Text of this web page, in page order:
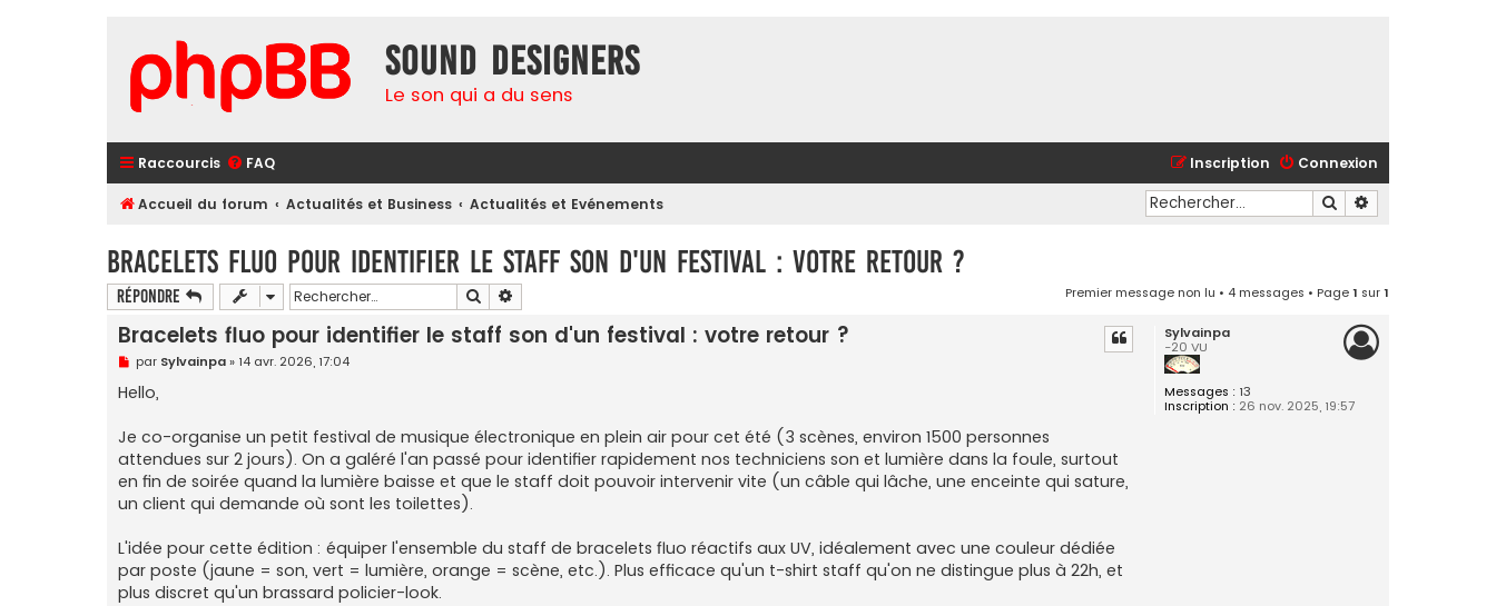
Sound Designers
Le son qui a du sens
Raccourcis FAQ Connexion
Inscription
Accueil du forum Actualités et Business Actualités et Evénements Rechercher
Bracelets fluo pour identifier le staff son d'un festival : votre retour ?
Répondre Rechercher Premier message non lu • 4 messages • Page1 sur1
Sylvainpa
-20 VU
Messages : 13
Inscription : 26 nov. 2025, 19:57
Bracelets fluo pour identifier le staff son d'un festival : votre retour ?
M
e
s
s
g
e
n
o
n
l
par Sylvainpa» 14 avr. 2026, 17:04
Hello,
Je co-organise un petit festival de musique électronique en plein air pour cet été (3 scènes, environ 1500 personnes
attendues sur 2 jours). On a galéré l'an passé pour identifier rapidement nos techniciens son et lumière dans la foule, surtout
en fin de soirée quand la lumière baisse et que le staff doit pouvoir intervenir vite (un câble qui lâche, une enceinte qui sature,
un client qui demande où sont les toilettes).
L'idée pour cette édition : équiper l'ensemble du staff de bracelets fluo réactifs aux UV, idéalement avec une couleur dédiée
par poste (jaune = son, vert = lumière, orange = scène, etc.). Plus efficace qu'un t-shirt staff qu'on ne distingue plus à 22h, et
plus discret qu'un brassard policier-look.